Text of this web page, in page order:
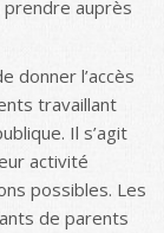
auprès
donner l’accès
travaillant
Il s’agit
activité
possibles. Les
de parents